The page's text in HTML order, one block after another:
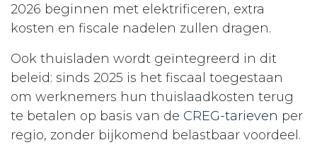
2026 beginnen met elektrificeren, extra
kosten en fiscale nadelen zullen dragen.​
Ook thuisladen wordt geïntegreerd in dit
beleid: sinds 2025 is het fiscaal toegestaan
om werknemers hun thuislaadkosten terug
te betalen op basis van de CREG-tarieven per
regio, zonder bijkomend belastbaar voordeel.​